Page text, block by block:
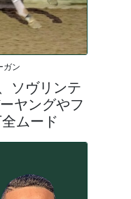
ガン
ソヴリンテ
ヤングやフ
ムード